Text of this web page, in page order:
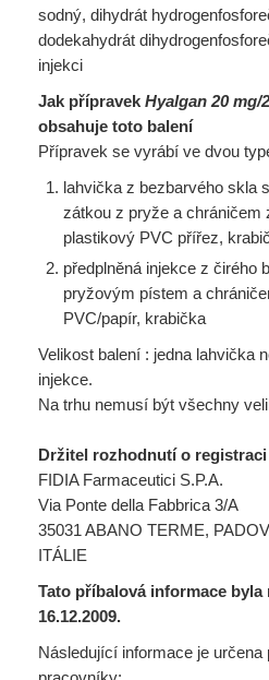
sodný, dihydrát
dodekahydrát
injekci
Jak přípravek Hyalgan 20 mg/
obsahuje toto balení
Přípravek se vyrábí ve dvou
lahvička z bezbarvého skla
zátkou z pryže a chráničem
plastikový PVC přířez,
předplněná injekce z čirého
pryžovým pístem a
PVC/papír, krabička
Velikost balení : jedna lahvička
injekce.
Na trhu nemusí být všechny
Držitel rozhodnutí o
FIDIA Farmaceutici S.P.A.
Via Ponte della Fabbrica 3/A
35031 ABANO TERME,
ITÁLIE
Tato příbalová informace byla
16.12.2009.
Následující informace je